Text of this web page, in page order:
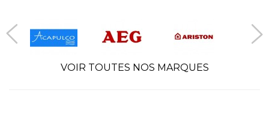
VOIR TOUTES NOS MARQUES